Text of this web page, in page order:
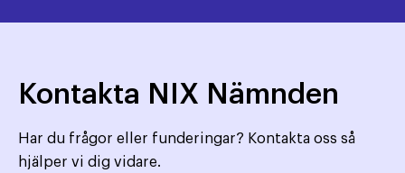
Kontakta NIX Nämnden
Har du frågor eller funderingar? Kontakta oss så
hjälper vi dig vidare.